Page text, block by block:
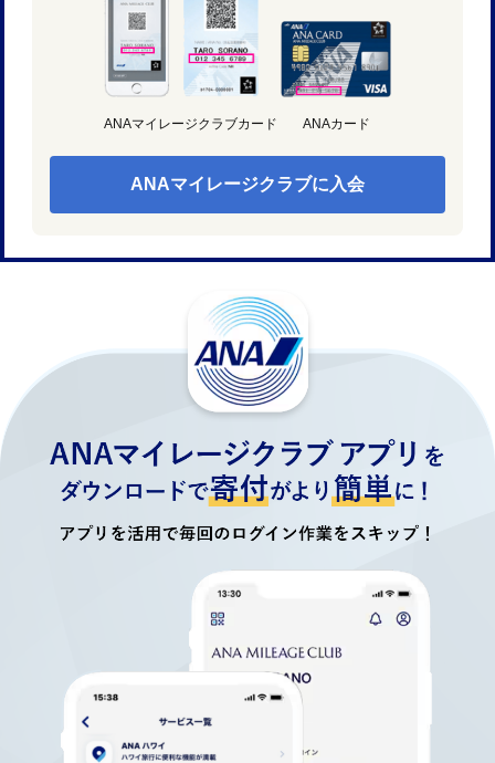
ANAマイレージクラブカード ANAカード
ANAマイレージクラブに入会